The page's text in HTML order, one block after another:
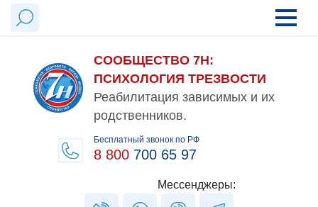
СООБЩЕСТВО 7Н:
ПСИХОЛОГИЯ ТРЕЗВОСТИ
Реабилитация зависимых и их
родственников.
Бесплатный звонок по РФ
8 800700 65 97
Мессенджеры: